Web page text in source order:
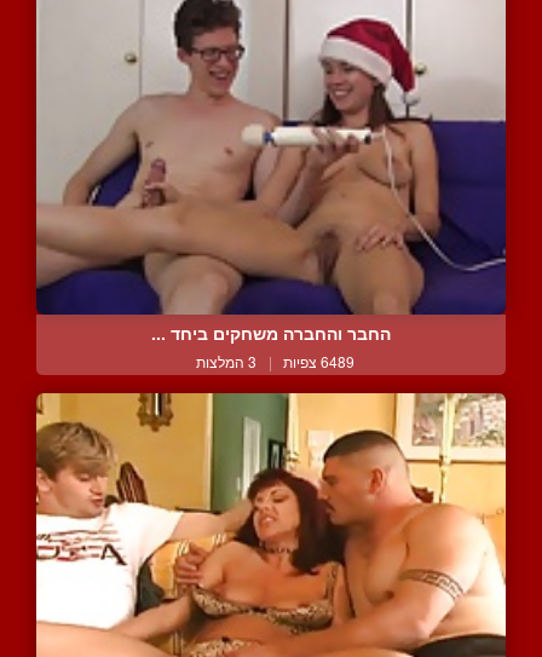
החבר והחברה משחקים ביחד ...
6489 צפיות | 3 המלצות